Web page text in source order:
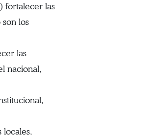
fortalecer las
los
las
nacional,